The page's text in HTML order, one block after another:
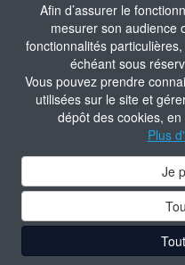
Afin d’assurer le
mesurer son audience
fonctionnalités
échéant sous
Vous pouvez prendre
utilisées sur le site et
dépôt des cookies,
Plus
Je